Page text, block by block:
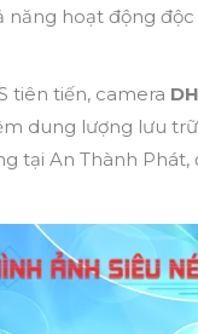
năng hoạt động
tiên tiến, camera
dung lượng lưu
tại An Thành Phát,